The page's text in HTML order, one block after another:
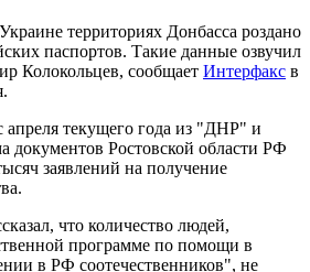
территориях Донбасса роздано
паспортов. Такие данные озвучил
Колокольцев, сообщает Интерфакс в
апреля текущего года из "ДНР" и
Ростовской области РФ
заявлений на получение
что количество людей,
программе по помощи в
в РФ соотечественников", не